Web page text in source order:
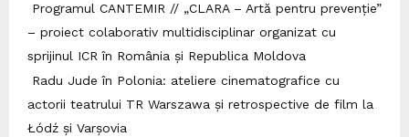
Programul CANTEMIR // „CLARA – Artă pentru prevenție”
– proiect colaborativ multidisciplinar organizat cu
sprijinul ICR în România și Republica Moldova
Radu Jude în Polonia: ateliere cinematografice cu
actorii teatrului TR Warszawa și retrospective de film la
Łódź și Varșovia